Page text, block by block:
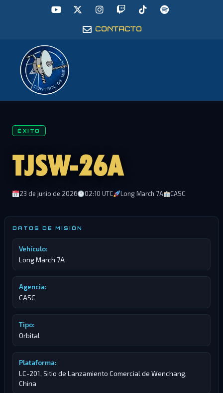
CONTACTO
ÉXITO
TJSW-26A
23 de junio de 2026 02:10 UTC Long March 7A CASC
DATOS DE MISIÓN
Vehículo:
Long March 7A
Agencia:
CASC
Tipo:
Orbital
Plataforma:
LC-201, Sitio de Lanzamiento Comercial de Wenchang,
China